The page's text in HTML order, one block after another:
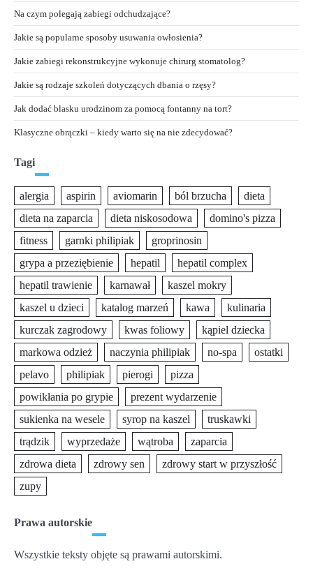
Na czym polegają zabiegi odchudzające?
Jakie są popularne sposoby usuwania owłosienia?
Jakie zabiegi rekonstrukcyjne wykonuje chirurg stomatolog?
Jakie są rodzaje szkoleń dotyczących dbania o rzęsy?
Jak dodać blasku urodzinom za pomocą fontanny na tort?
Klasyczne obrączki – kiedy warto się na nie zdecydować?
Tagi
alergia aspirin aviomarin ból brzucha
dieta
dieta na zaparcia
dieta niskosodowa
domino's pizza
fitness
garnki philipiak
groprinosin
grypa a przeziębienie
hepatil
hepatil complex
hepatil trawienie
karnawał
kaszel mokry
kaszel u dzieci
katalog marzeń kawa
kulinaria
kurczak zagrodowy
kwas foliowy
kąpiel dziecka
markowa odzież
naczynia philipiak no-spa
ostatki
pelavo
philipiak pierogi
pizza
powikłania po grypie
prezent wydarzenie
sukienka na wesele
syrop na kaszel
truskawki
trądzik
wyprzedaże wątroba
zaparcia
zdrowa dieta
zdrowy sen
zdrowy start w przyszłość
zupy
Prawa autorskie
Wszystkie teksty objęte są prawami autorskimi.